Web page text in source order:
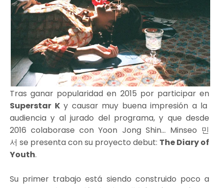
Tras ganar popularidad en 2015 por participar en
Superstar Ky causar muy buena impresión a la
audiencia y al jurado del programa, y que desde
2016 colaborase con Yoon Jong Shin... Minseo 민
서 se presenta con su proyecto debut: The Diary of
Youth.
Su primer trabajo está siendo construido poco a